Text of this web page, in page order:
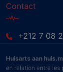
Contact
+212 7 08
Huisarts aan
en relation entre les